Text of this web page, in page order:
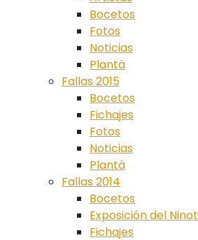
Bocetos
Fotos
Noticias
Plantà
Fallas 2015
Bocetos
Fichajes
Fotos
Noticias
Plantà
Fallas 2014
Bocetos
Exposición del Ninot
Fichajes